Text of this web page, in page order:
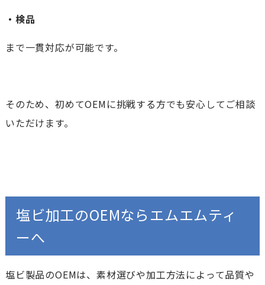
・検品
まで一貫対応が可能です。
そのため、初めてOEMに挑戦する方でも安心してご相談
いただけます。
塩ビ加工のOEMならエムエムティ
ーへ
塩ビ製品のOEMは、素材選びや加工方法によって品質や